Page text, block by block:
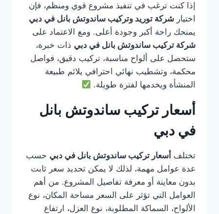
إذا كنت ترغب في تنفيذ مشروع قوي ومنظم، فإن
اختيار شركة توريد وتركيب ساندوتش بانل في دبي
يمنحك راحة أكبر وجودة أعلى. ومع الاعتماد على
شركة تركيب ساندوتش بانل في دبي ذات خبرة،
ستحصل على ألواح مناسبة، تركيب دقيق، فواصل
محكمة، وتشطيب نهائي احترافي يلائم طبيعة
المنشأة ويخدمها لفترة طويلة.
أسعار تركيب ساندوتش بانل
في دبي
تختلف أسعار تركيب ساندوتش بانل في دبي حسب
عدة عوامل مهمة، لذلك لا يمكن تحديد سعر ثابت
بدون معاينة أو معرفة تفاصيل المشروع. من أهم
العوامل التي تؤثر على السعر مساحة المكان، نوع
الألواح، السماكة المطلوبة، نوع العزل، ارتفاع